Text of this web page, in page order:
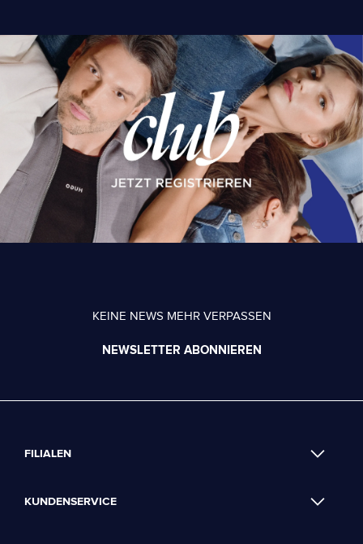
KEINE NEWS MEHR VERPASSEN
NEWSLETTER ABONNIEREN
FILIALEN
KUNDENSERVICE